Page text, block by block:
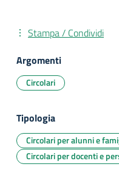
Stampa / Condividi
Argomenti
Circolari
Tipologia
Circolari per alunni e
Circolari per docenti e